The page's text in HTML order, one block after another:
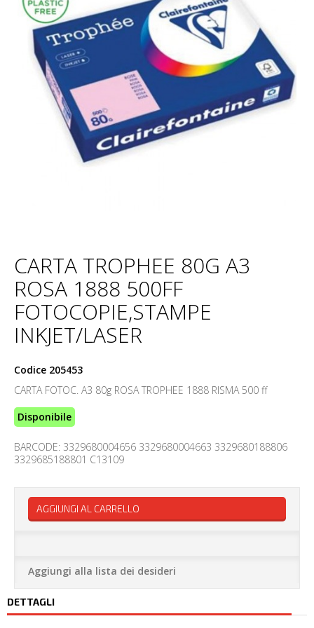
CARTA TROPHEE 80G A3
ROSA 1888 500FF
FOTOCOPIE,STAMPE
INKJET/LASER
Codice 205453
CARTA FOTOC. A3 80g ROSA TROPHEE 1888 RISMA 500 ff
Disponibile
BARCODE: 3329680004656 3329680004663 3329680188806
3329685188801 C13109
AGGIUNGI AL CARRELLO
Aggiungi alla lista dei desideri
DETTAGLI